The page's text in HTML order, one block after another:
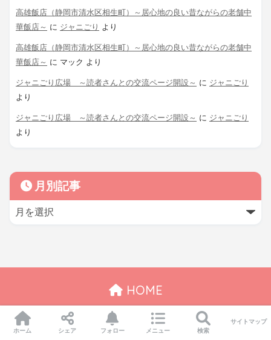
高雄飯店（静岡市清水区相生町）～居心地の良い昔ながらの老舗中
華飯店～ に ジャニごり より
高雄飯店（静岡市清水区相生町）～居心地の良い昔ながらの老舗中
華飯店～ に マック より
ジャニごり広場 ～読者さんとの交流ページ開設～ に ジャニごり
より
ジャニごり広場 ～読者さんとの交流ページ開設～ に ジャニごり
より
月別記事
HOME
© 2026 ジャニごり日記＠静岡グルメブログ All rights reserved.
ホーム シェア フォロー メニュー 検索
サイトマップ